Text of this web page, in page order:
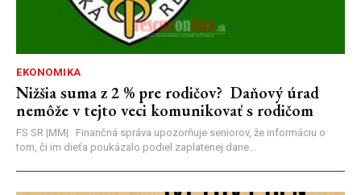
EKONOMIKA
Nižšia suma z 2 % pre rodičov? Daňový úrad
nemôže v tejto veci komunikovať s rodičom
FS SR |MM| Finančná správa upozorňuje seniorov, že informáciu o
tom, či im dieťa poukázalo podiel zaplatenej dane...